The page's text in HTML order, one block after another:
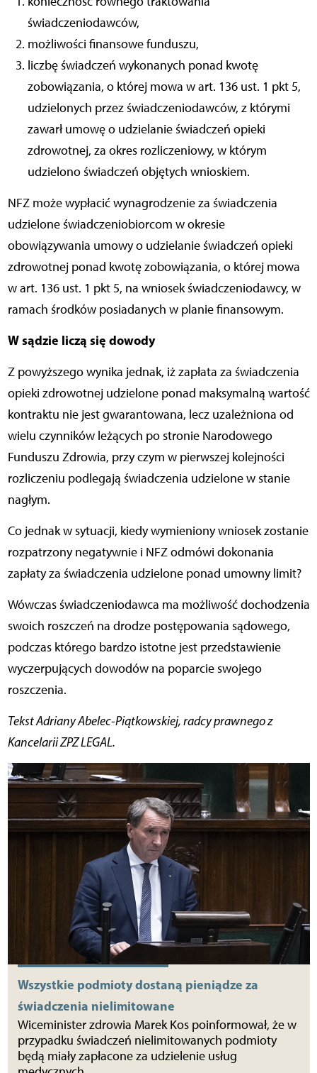
świadczeniodawców,
możliwości finansowe funduszu,
liczbę świadczeń wykonanych ponad kwotę
zobowiązania, o której mowa w art. 136 ust. 1 pkt 5,
udzielonych przez świadczeniodawców, z którymi
zawarł umowę o udzielanie świadczeń opieki
zdrowotnej, za okres rozliczeniowy, w którym
udzielono świadczeń objętych wnioskiem.
NFZ może wypłacić wynagrodzenie za świadczenia
udzielone świadczeniobiorcom w okresie
obowiązywania umowy o udzielanie świadczeń opieki
zdrowotnej ponad kwotę zobowiązania, o której mowa
w art. 136 ust. 1 pkt 5, na wniosek świadczeniodawcy, w
ramach środków posiadanych w planie finansowym.
W sądzie liczą się dowody
Z powyższego wynika jednak, iż zapłata za świadczenia
opieki zdrowotnej udzielone ponad maksymalną wartość
kontraktu nie jest gwarantowana, lecz uzależniona od
wielu czynników leżących po stronie Narodowego
Funduszu Zdrowia, przy czym w pierwszej kolejności
rozliczeniu podlegają świadczenia udzielone w stanie
nagłym.
Co jednak w sytuacji, kiedy wymieniony wniosek zostanie
rozpatrzony negatywnie i NFZ odmówi dokonania
zapłaty za świadczenia udzielone ponad umowny limit?
Wówczas świadczeniodawca ma możliwość dochodzenia
swoich roszczeń na drodze postępowania sądowego,
podczas którego bardzo istotne jest przedstawienie
wyczerpujących dowodów na poparcie swojego
roszczenia.
Tekst Adriany Abelec-Piątkowskiej, radcy prawnego z
Kancelarii ZPZ LEGAL.
Wszystkie podmioty dostaną pieniądze za
świadczenia nielimitowane
Wiceminister zdrowia Marek Kos poinformował, że w
przypadku świadczeń nielimitowanych podmioty
będą miały zapłacone za udzielenie usług